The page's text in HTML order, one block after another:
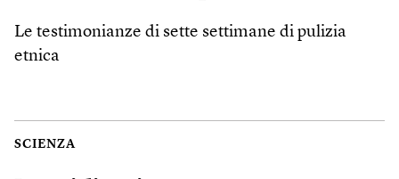
Le testimonianze di sette settimane di pulizia
etnica
SCIENZA